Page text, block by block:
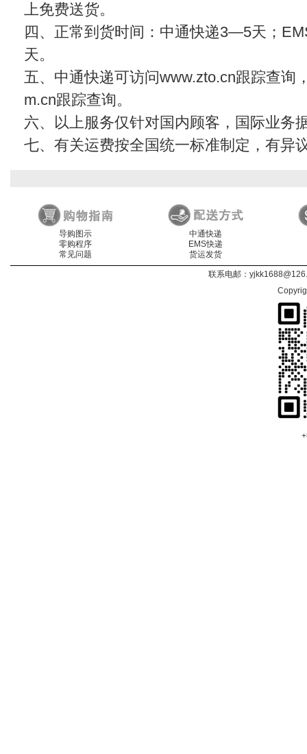
上免费送货。
四、正常到货时间：中通快递3—5天；
天。
五、中通快递可访问www.zto.cn跟踪查询
m.cn跟踪查询。
六、以上服务仅针对国内顾客，国际业务
七、有关运费按全国统一标准制定，有异
导购图示
零购程序
常见问题
中通快递
EMS快递
货运发货
联系电邮：